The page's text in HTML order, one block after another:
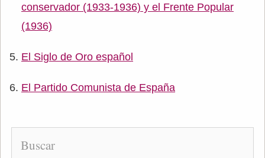
conservador (1933-1936) y el Frente Popular
(1936)
El Siglo de Oro español
El Partido Comunista de España
Buscar